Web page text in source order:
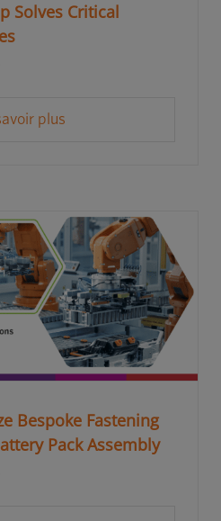
Solves Critical
plus
Bespoke Fastening
Pack Assembly